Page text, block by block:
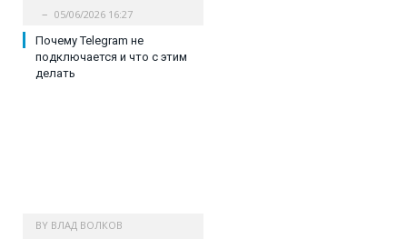
05/06/2026 16:27
Почему Telegram не
подключается и что с этим
делать
BY ВЛАД ВОЛКОВ